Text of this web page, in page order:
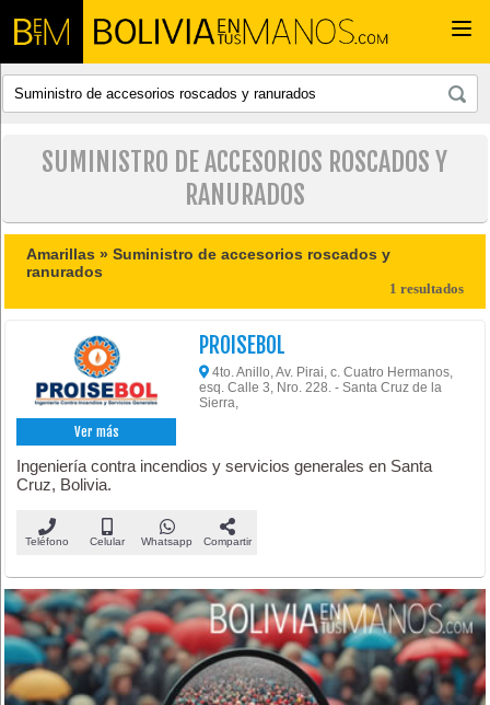
SUMINISTRO DE ACCESORIOS ROSCADOS Y
RANURADOS
Amarillas »Suministro de accesorios roscados y
ranurados
1 resultados
Ver más
PROISEBOL
4to. Anillo, Av. Pirai, c. Cuatro Hermanos,
esq. Calle 3, Nro. 228. - Santa Cruz de la
Sierra,
Ingeniería contra incendios y servicios generales en Santa
Cruz, Bolivia.
Teléfono Celular Whatsapp Compartir